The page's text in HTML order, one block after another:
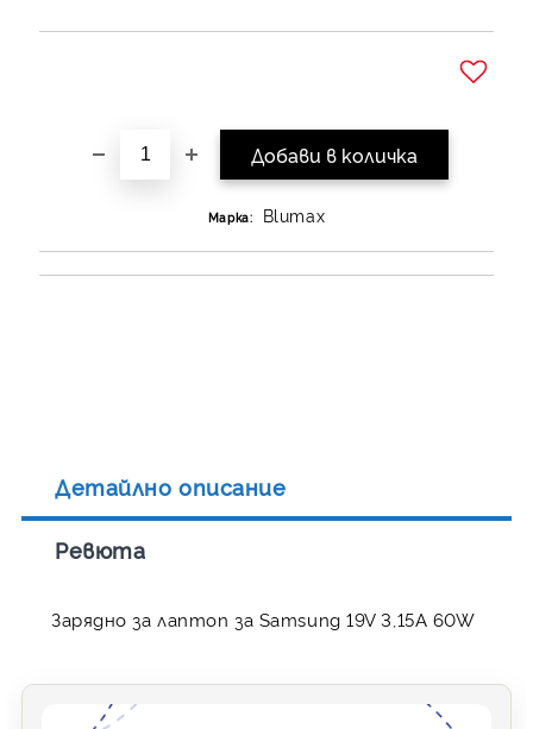
Марка: Blumax
Детайлно описание
Ревюта
Зарядно за лаптоп за Samsung 19V 3,15A 60W